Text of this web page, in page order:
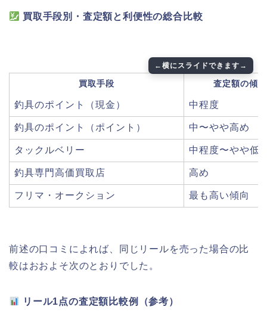
買取手段別・査定額と利便性の総合比較
買取手段 査定額の傾向
釣具のポイント（現金） 中程度
釣具のポイント（ポイント） 中〜やや高め
タックルベリー 中程度〜やや低
釣具専門高価買取店 高め
フリマ・オークション 最も高い傾向
前述の口コミによれば、同じリールを売った場合の比
較はおおよそ次のとおりでした。
リール1点の査定額比較例（参考）